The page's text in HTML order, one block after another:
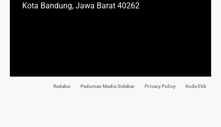
Kota Bandung, Jawa Barat 40262
Redaksi Pedoman Media Sidebar Privacy Policy Kode Etik